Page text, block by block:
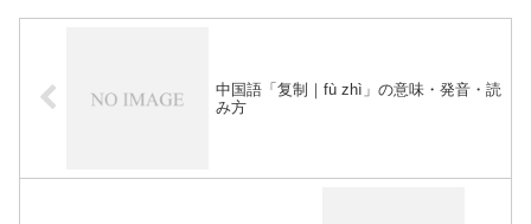
中国語「复制｜fù zhì」の意味・発音・読
み方